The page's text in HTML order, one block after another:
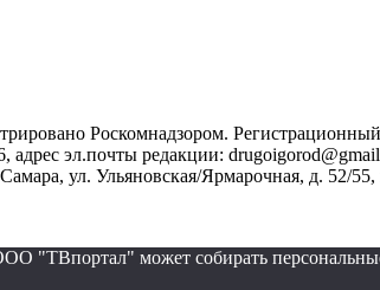
Роскомнадзором.
адрес эл.почты редакции:
ул. Ульяновская/Ярмарочная, д. 52/
"ТВпортал" может собирать